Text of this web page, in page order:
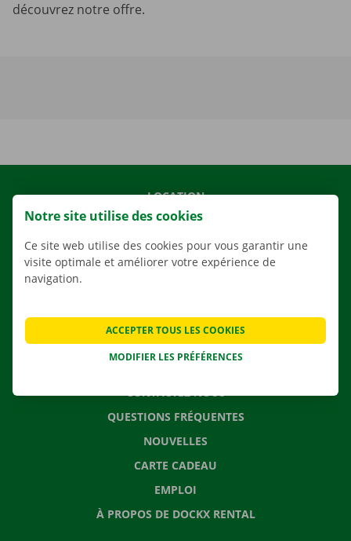
découvrez notre offre.
LOCATION
NOS VÉHICULES
NOS SERVICES
AGENCES
SOLUTIONS DE DÉMÉNAGEMENT
CONTACTEZ NOUS
QUESTIONS FRÉQUENTES
NOUVELLES
CARTE CADEAU
EMPLOI
À PROPOS DE DOCKX RENTAL
Notre site utilise des cookies
Ce site web utilise des cookies pour vous garantir une
visite optimale et améliorer votre expérience de
navigation.
MODIFIER LES PRÉFÉRENCES
ACCEPTER TOUS LES COOKIES